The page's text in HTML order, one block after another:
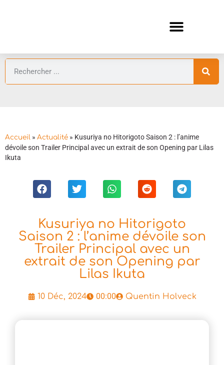
Accueil » Actualité » Kusuriya no Hitorigoto Saison 2 : l’anime
dévoile son Trailer Principal avec un extrait de son Opening par Lilas
Ikuta
Kusuriya no Hitorigoto
Saison 2 : l’anime dévoile son
Trailer Principal avec un
extrait de son Opening par
Lilas Ikuta
10 Déc, 2024 00:00 Quentin Holveck